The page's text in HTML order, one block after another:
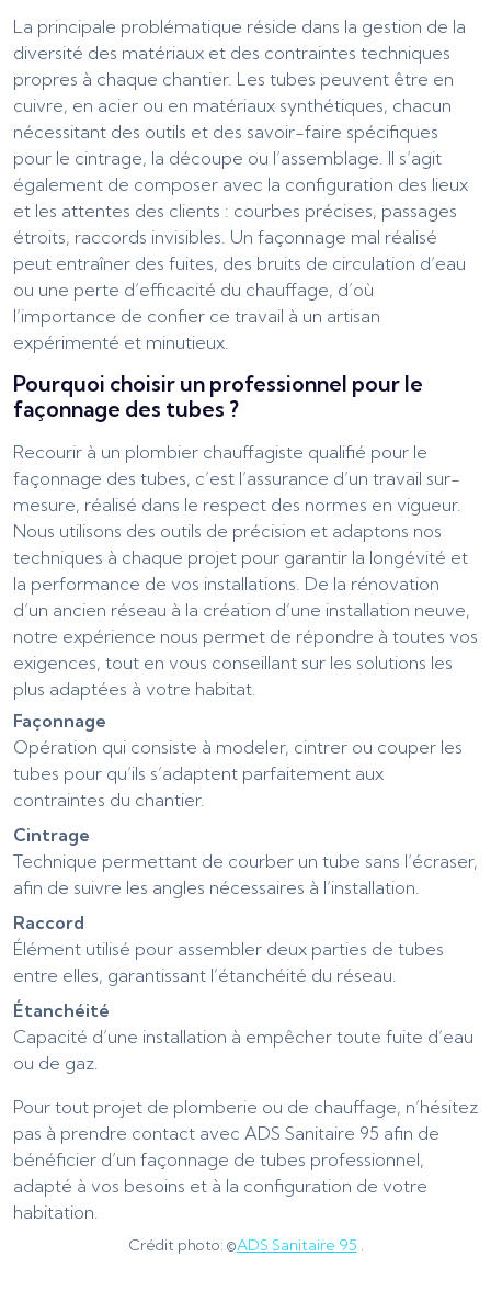
La principale problématique réside dans la gestion de la
diversité des matériaux et des contraintes techniques
propres à chaque chantier. Les tubes peuvent être en
cuivre, en acier ou en matériaux synthétiques, chacun
nécessitant des outils et des savoir-faire spécifiques
pour le cintrage, la découpe ou l’assemblage. Il s’agit
également de composer avec la configuration des lieux
et les attentes des clients : courbes précises, passages
étroits, raccords invisibles. Un façonnage mal réalisé
peut entraîner des fuites, des bruits de circulation d’eau
ou une perte d’efficacité du chauffage, d’où
l’importance de confier ce travail à un artisan
expérimenté et minutieux.
Pourquoi choisir un professionnel pour le
façonnage des tubes ?
Recourir à un plombier chauffagiste qualifié pour le
façonnage des tubes, c’est l’assurance d’un travail sur-
mesure, réalisé dans le respect des normes en vigueur.
Nous utilisons des outils de précision et adaptons nos
techniques à chaque projet pour garantir la longévité et
la performance de vos installations. De la rénovation
d’un ancien réseau à la création d’une installation neuve,
notre expérience nous permet de répondre à toutes vos
exigences, tout en vous conseillant sur les solutions les
plus adaptées à votre habitat.
Façonnage
Opération qui consiste à modeler, cintrer ou couper les
tubes pour qu’ils s’adaptent parfaitement aux
contraintes du chantier.
Cintrage
Technique permettant de courber un tube sans l’écraser,
afin de suivre les angles nécessaires à l’installation.
Raccord
Élément utilisé pour assembler deux parties de tubes
entre elles, garantissant l’étanchéité du réseau.
Étanchéité
Capacité d’une installation à empêcher toute fuite d’eau
ou de gaz.
Pour tout projet de plomberie ou de chauffage, n’hésitez
pas à prendre contact avec ADS Sanitaire 95 afin de
bénéficier d’un façonnage de tubes professionnel,
adapté à vos besoins et à la configuration de votre
habitation.
Crédit photo: ©ADS Sanitaire 95 .